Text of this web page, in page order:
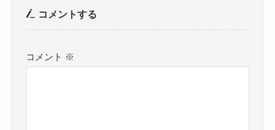
コメントする
コメント ※